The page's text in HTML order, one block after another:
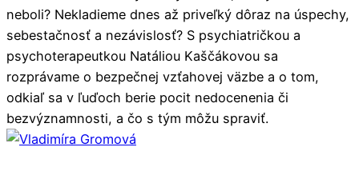
neboli? Nekladieme dnes až priveľký dôraz na úspechy,
sebestačnosť a nezávislosť? S psychiatričkou a
psychoterapeutkou Natáliou Kaščákovou sa
rozprávame o bezpečnej vzťahovej väzbe a o tom,
odkiaľ sa v ľuďoch berie pocit nedocenenia či
bezvýznamnosti, a čo s tým môžu spraviť.